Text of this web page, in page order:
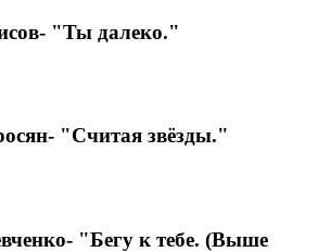
"Ты далеко."
"Считая звёзды."
"Бегу к тебе. (Выше